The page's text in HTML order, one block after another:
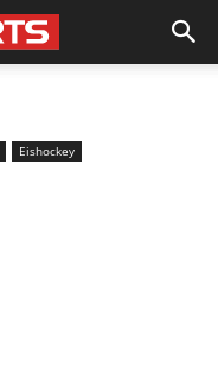
Eishockey